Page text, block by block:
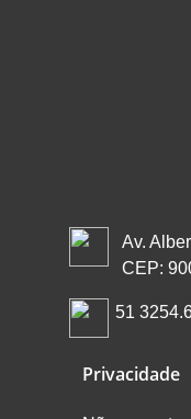
Av.
CEP:
51
Privacidade